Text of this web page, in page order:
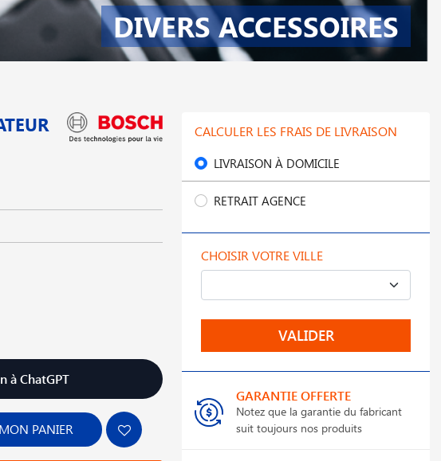
DIVERS ACCESSOIRES
à ChatGPT
PANIER
CALCULER LES FRAIS DE LIVRAISON
LIVRAISON À DOMICILE
RETRAIT AGENCE
CHOISIR VOTRE VILLE
VALIDER
GARANTIE OFFERTE
Notez que la garantie du fabricant
suit toujours nos produits